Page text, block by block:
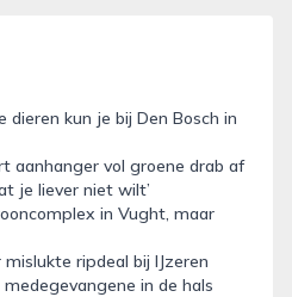
kun je bij Den Bosch in
aanhanger vol groene drab af
je liever niet wilt’
in Vught, maar
ripdeal bij IJzeren
in de hals